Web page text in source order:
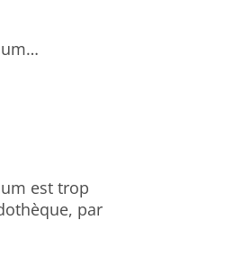
est trop
par